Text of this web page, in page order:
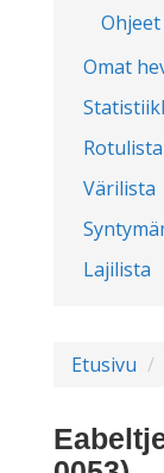
Omat
Rotulista
Värilista
Lajilista
Etusivu